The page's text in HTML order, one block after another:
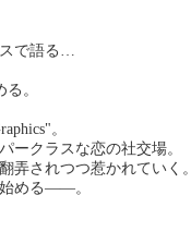
で語る…
。
。
ークラスな恋の社交場。
弄されつつ惹かれていく。
める――。